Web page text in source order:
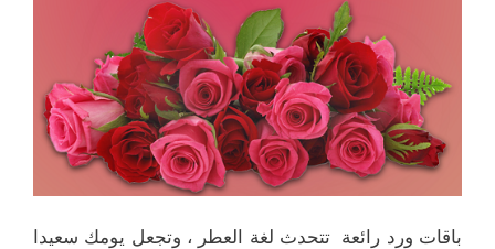
باقات ورد رائعة تتحدث لغة العطر ، وتجعل يومك سعيدا